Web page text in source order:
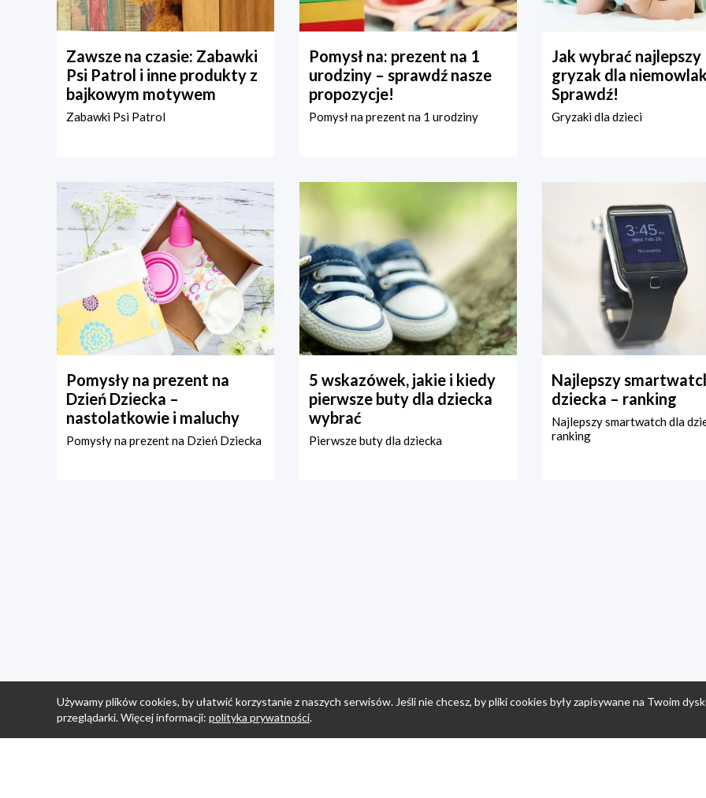
Zawsze na czasie: Zabawki
Psi Patrol i inne produkty z
bajkowym motywem
Zabawki Psi Patrol
Pomysł na: prezent na 1
urodziny – sprawdź nasze
propozycje!
Pomysł na prezent na 1 urodziny
Jak wybrać najlepszy
gryzak dla
Sprawdź!
Gryzaki dla dzieci
Pomysły na prezent na
Dzień Dziecka –
nastolatkowie i maluchy
Pomysły na prezent na Dzień Dziecka
5 wskazówek, jakie i kiedy
pierwsze buty dla dziecka
wybrać
Pierwsze buty dla dziecka
Najlepszy
dziecka – ranking
Najlepszy smartwatch dla
ranking
Używamy plików cookies, by ułatwić korzystanie z naszych serwisów. Jeśli nie chcesz, by pliki cookies były zapisywane na Twoim
przeglądarki. Więcej informacji: polityka prywatności.